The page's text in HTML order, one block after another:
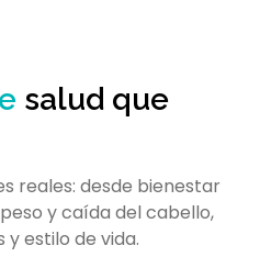
salud que
reales: desde bienestar
y caída del cabello,
estilo de vida.